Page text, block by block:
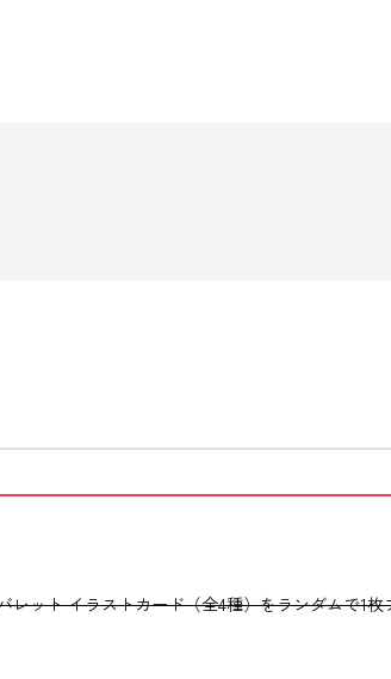
ット イラストカード（全4種）をランダムで1枚